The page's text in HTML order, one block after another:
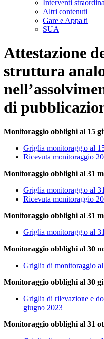
Interventi
Altri contenuti
Gare e Appalti
SUA
Attestazione
struttura
di
Monitoraggio obblighi al 15
Griglia monitoraggio al
Ricevuta monitoraggio
Monitoraggio obblighi al 31
Griglia monitoraggio al
Ricevuta monitoraggio
Monitoraggio obblighi al 31
Griglia monitoraggio al
Monitoraggio obblighi al 30
Griglia di monitoraggio
Monitoraggio obblighi al 30
Griglia di rilevazione e
giugno 2023
Monitoraggio obblighi al 31